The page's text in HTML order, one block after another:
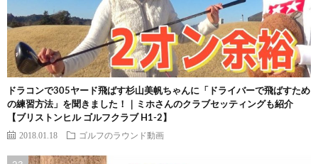
ドラコンで305ヤード飛ばす杉山美帆ちゃんに「ドライバーで飛ばすため
の練習方法」を聞きました！｜ミホさんのクラブセッティングも紹介
【ブリストンヒル ゴルフクラブ H1-2】
2018.01.18 ゴルフのラウンド動画